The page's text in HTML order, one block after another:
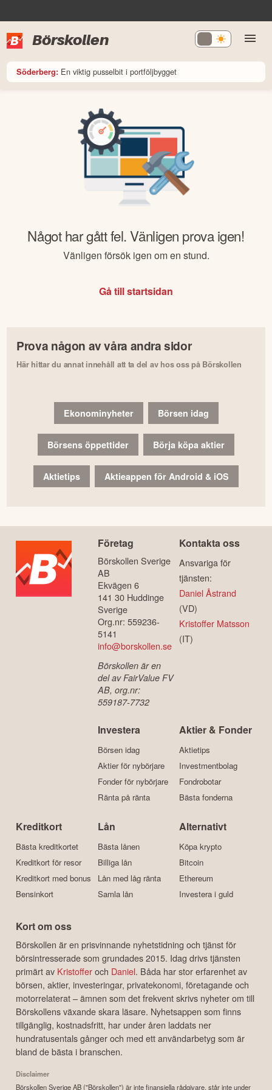
Börskollen
Söderberg: En viktig pusselbit i portföljbygget
Något har gått fel. Vänligen prova igen!
Vänligen försök igen om en stund.
Gå till startsidan
Prova någon av våra andra sidor
Här hittar du annat innehåll att ta del av hos oss på Börskollen
Ekonominyheter Börsen idag
Börsens öppettider Börja köpa aktier
Aktietips Aktieappen för Android & iOS
Företag
Börskollen Sverige
AB
Ekvägen 6
141 30 Huddinge
Sverige
Org.nr: 559236-
5141
info@borskollen.se
Börskollen är en
del av FairValue FV
AB, org.nr:
559187-7732
Kontakta oss
Ansvariga för
tjänsten:
Daniel Åstrand
(VD)
Kristoffer Matsson
(IT)
Investera
Börsen idag
Aktier för nybörjare
Fonder för nybörjare
Ränta på ränta
Aktier & Fonder
Aktietips
Investmentbolag
Fondrobotar
Bästa fonderna
Kreditkort
Bästa kreditkortet
Kreditkort för resor
Kreditkort med bonus
Bensinkort
Lån
Bästa lånen
Billiga lån
Lån med låg ränta
Samla lån
Alternativt
Köpa krypto
Bitcoin
Ethereum
Investera i guld
Kort om oss
Börskollen är en prisvinnande nyhetstidning och tjänst för
börsintresserade som grundades 2015. Idag drivs tjänsten
primärt av Kristofferoch Daniel. Båda har stor erfarenhet av
börsen, aktier, investeringar, privatekonomi, företagande och
motorrelaterat – ämnen som det frekvent skrivs nyheter om till
Börskollens växande skara läsare. Nyhetsappen som finns
tillgänglig, kostnadsfritt, har under åren laddats ner
hundratusentals gånger och med ett användarbetyg som är
bland de bästa i branschen.
Disclaimer
Börskollen Sverige AB ("Börskollen") är inte finansiella rådgivare, står inte under